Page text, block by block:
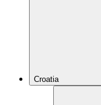
Croatia